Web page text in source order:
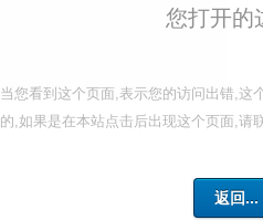
您打开的
当您看到这个页面,表示您的访问出错,这
的,如果是在本站点击后出现这个页面,请
返回...